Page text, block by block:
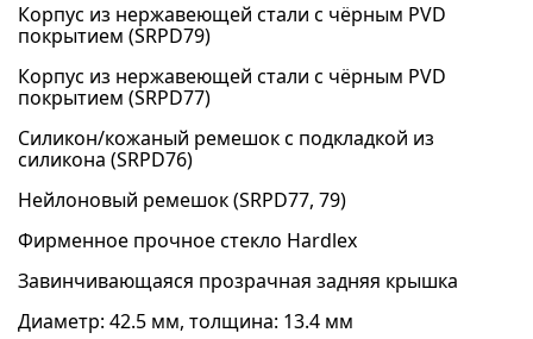
Корпус из нержавеющей стали с чёрным PVD
покрытием (SRPD79)
Корпус из нержавеющей стали с чёрным PVD
покрытием (SRPD77)
Силикон/кожаный ремешок с подкладкой из
силикона (SRPD76)
Нейлоновый ремешок (SRPD77, 79)
Фирменное прочное стекло Hardlex
Завинчивающаяся прозрачная задняя крышка
Диаметр: 42.5 мм, толщина: 13.4 мм